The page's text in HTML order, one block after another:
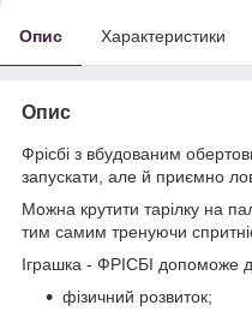
Опис Характеристики
Опис
Фрісбі з вбудованим
запускати, але й приємно
Можна крутити тарілку на
тим самим тренуючи
Іграшка - ФРІСБІ допоможе
фізичний розвиток;